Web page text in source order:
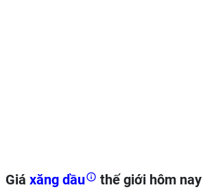
Giá xăng dầu thế giới hôm nay